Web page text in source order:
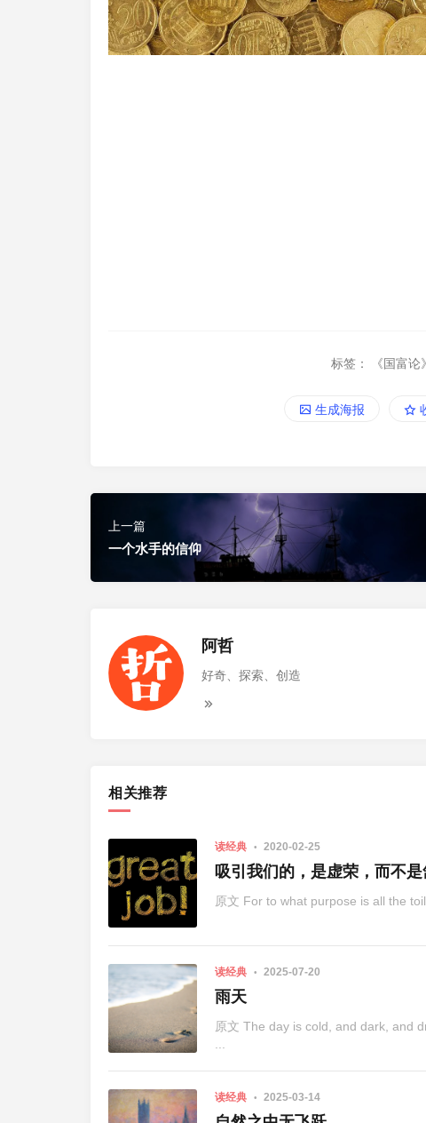
标签： 《国富论》
生成海报
上一篇
一个水手的信仰
阿哲
好奇、探索、创造
相关推荐
读经典 2020-02-25
吸引我们的，是虚荣，而不
读经典 2025-07-20
雨天
原文 The day is cold, and dark, and
读经典 2025-03-14